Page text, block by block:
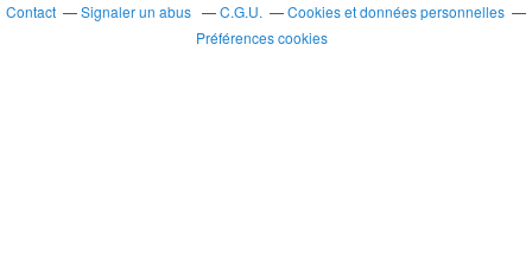
Contact
Signaler un abus C.G.U.
Cookies et données personnelles
Préférences cookies